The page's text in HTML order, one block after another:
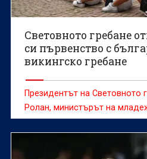
Световното гребане
си първенство с
викингско гребане
Президентът на Световното
Ролан, министърът на
Керязов и председателят на
олимпийски комитет Весела
Световното първенство по